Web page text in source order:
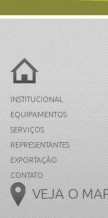
INSTITUCIONAL
EQUIPAMENTOS
SERVIÇOS
REPRESENTANTES
EXPORTAÇÃO
CONTATO
VEJA O